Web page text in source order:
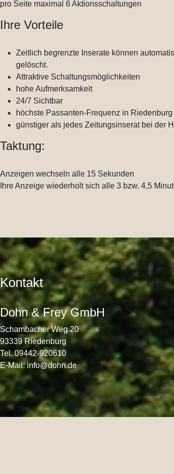
pro Seite maximal 6 Aktionsschaltungen
Ihre Vorteile
Zeitlich begrenzte Inserate können
gelöscht.
Attraktive Schaltungsmöglichkeiten
hohe Aufmerksamkeit
24/7 Sichtbar
höchste Passanten-Frequenz in Riedenburg
günstiger als jedes Zeitungsinserat bei der
Taktung:
Anzeigen wechseln alle 15 Sekunden
Ihre Anzeige wiederholt sich alle 3 bzw. 4,5
Kontakt
Dohn & Frey GmbH
Schambacher Weg 20
93339 Riedenburg
Tel. 09442-920610
E-Mail:info@dohn.de